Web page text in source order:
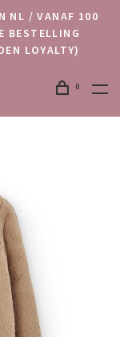
NL / VANAF 100
BESTELLING
LOYALTY)
0